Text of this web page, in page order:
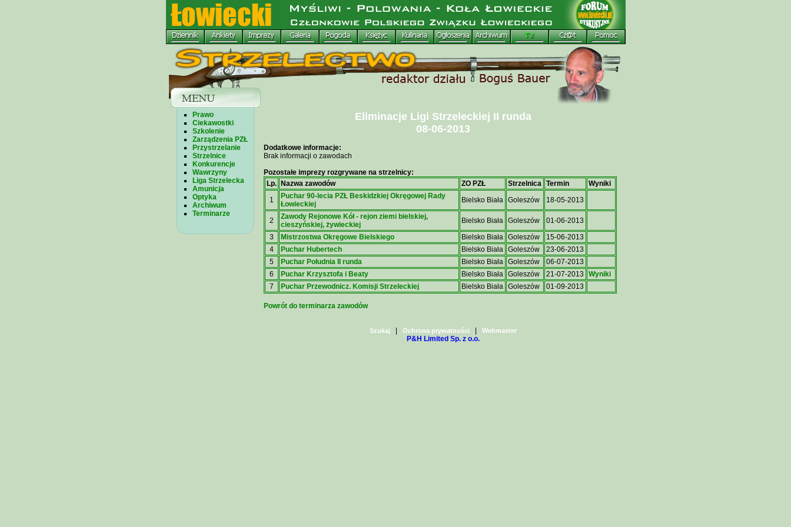
Prawo
Ciekawostki
Szkolenie
Zarządzenia PZŁ
Przystrzelanie
Strzelnice
Konkurencje
Wawrzyny
Liga Strzelecka
Amunicja
Optyka
Archiwum
Terminarze
Eliminacje Ligi Strzeleckiej II runda
08-06-2013
Dodatkowe informacje:
Brak informacji o zawodach
Pozostałe imprezy rozgrywane na strzelnicy:
Lp.
Nazwa zawodów ZO PZŁ Strzelnica Termin
Wyniki
1
Puchar 90-lecia PZŁ Beskidzkiej Okręgowej Rady
Łowieckiej
Bielsko Biała Goleszów 18-05-2013
2
Zawody Rejonowe Kół - rejon ziemi bielskiej,
cieszyńskiej, żywieckiej
Bielsko Biała Goleszów
01-06-2013
3
Mistrzostwa Okręgowe Bielskiego Bielsko Biała Goleszów
15-06-2013
4
Puchar Hubertech Bielsko Biała Goleszów
23-06-2013
5
Puchar Południa II runda Bielsko Biała Goleszów
06-07-2013
6
Puchar Krzysztofa i Beaty Bielsko Biała Goleszów 21-07-2013
Wyniki
7
Puchar Przewodnicz. Komisji Strzeleckiej Bielsko Biała Goleszów 01-09-2013
Powrót do terminarza zawodów
Szukaj Ochrona prywatności Webmaster
P&H Limited Sp. z o.o.